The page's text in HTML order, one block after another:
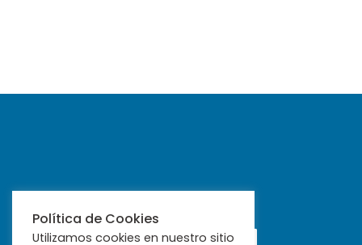
Política de Cookies
Utilizamos cookies en nuestro sitio